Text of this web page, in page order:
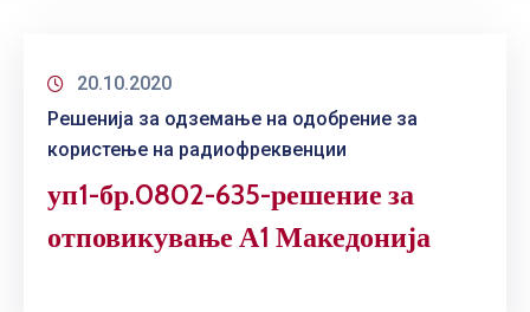
20.10.2020
Решенија за одземање на одобрение за
користење на радиофреквенции
уп1-бр.0802-635-решение за
отповикување А1 Македонија